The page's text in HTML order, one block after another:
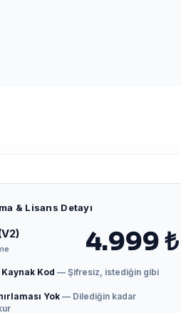
& Lisans Detayı
4.999 ₺
Kaynak Kod — Şifresiz, istediğin gibi
Yok— Dilediğin kadar